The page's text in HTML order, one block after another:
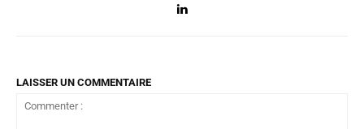
LAISSER UN COMMENTAIRE